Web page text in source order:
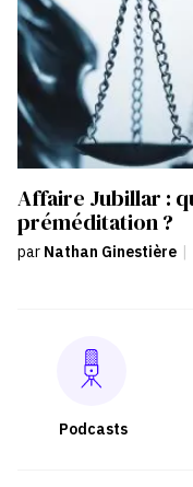
Affaire Jubillar :
préméditation ?
par Nathan Ginestière
Podcasts